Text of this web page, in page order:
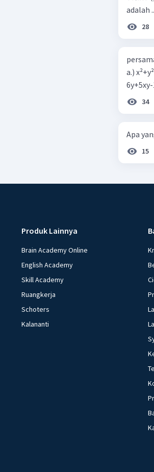
adalah
28
a.)
34
Apa
15
Produk Lainnya
Brain Academy Online
English Academy
Skill Academy
Ruangkerja
Schoters
Kalananti